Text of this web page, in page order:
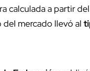
calculada a partir
mercado llevó al